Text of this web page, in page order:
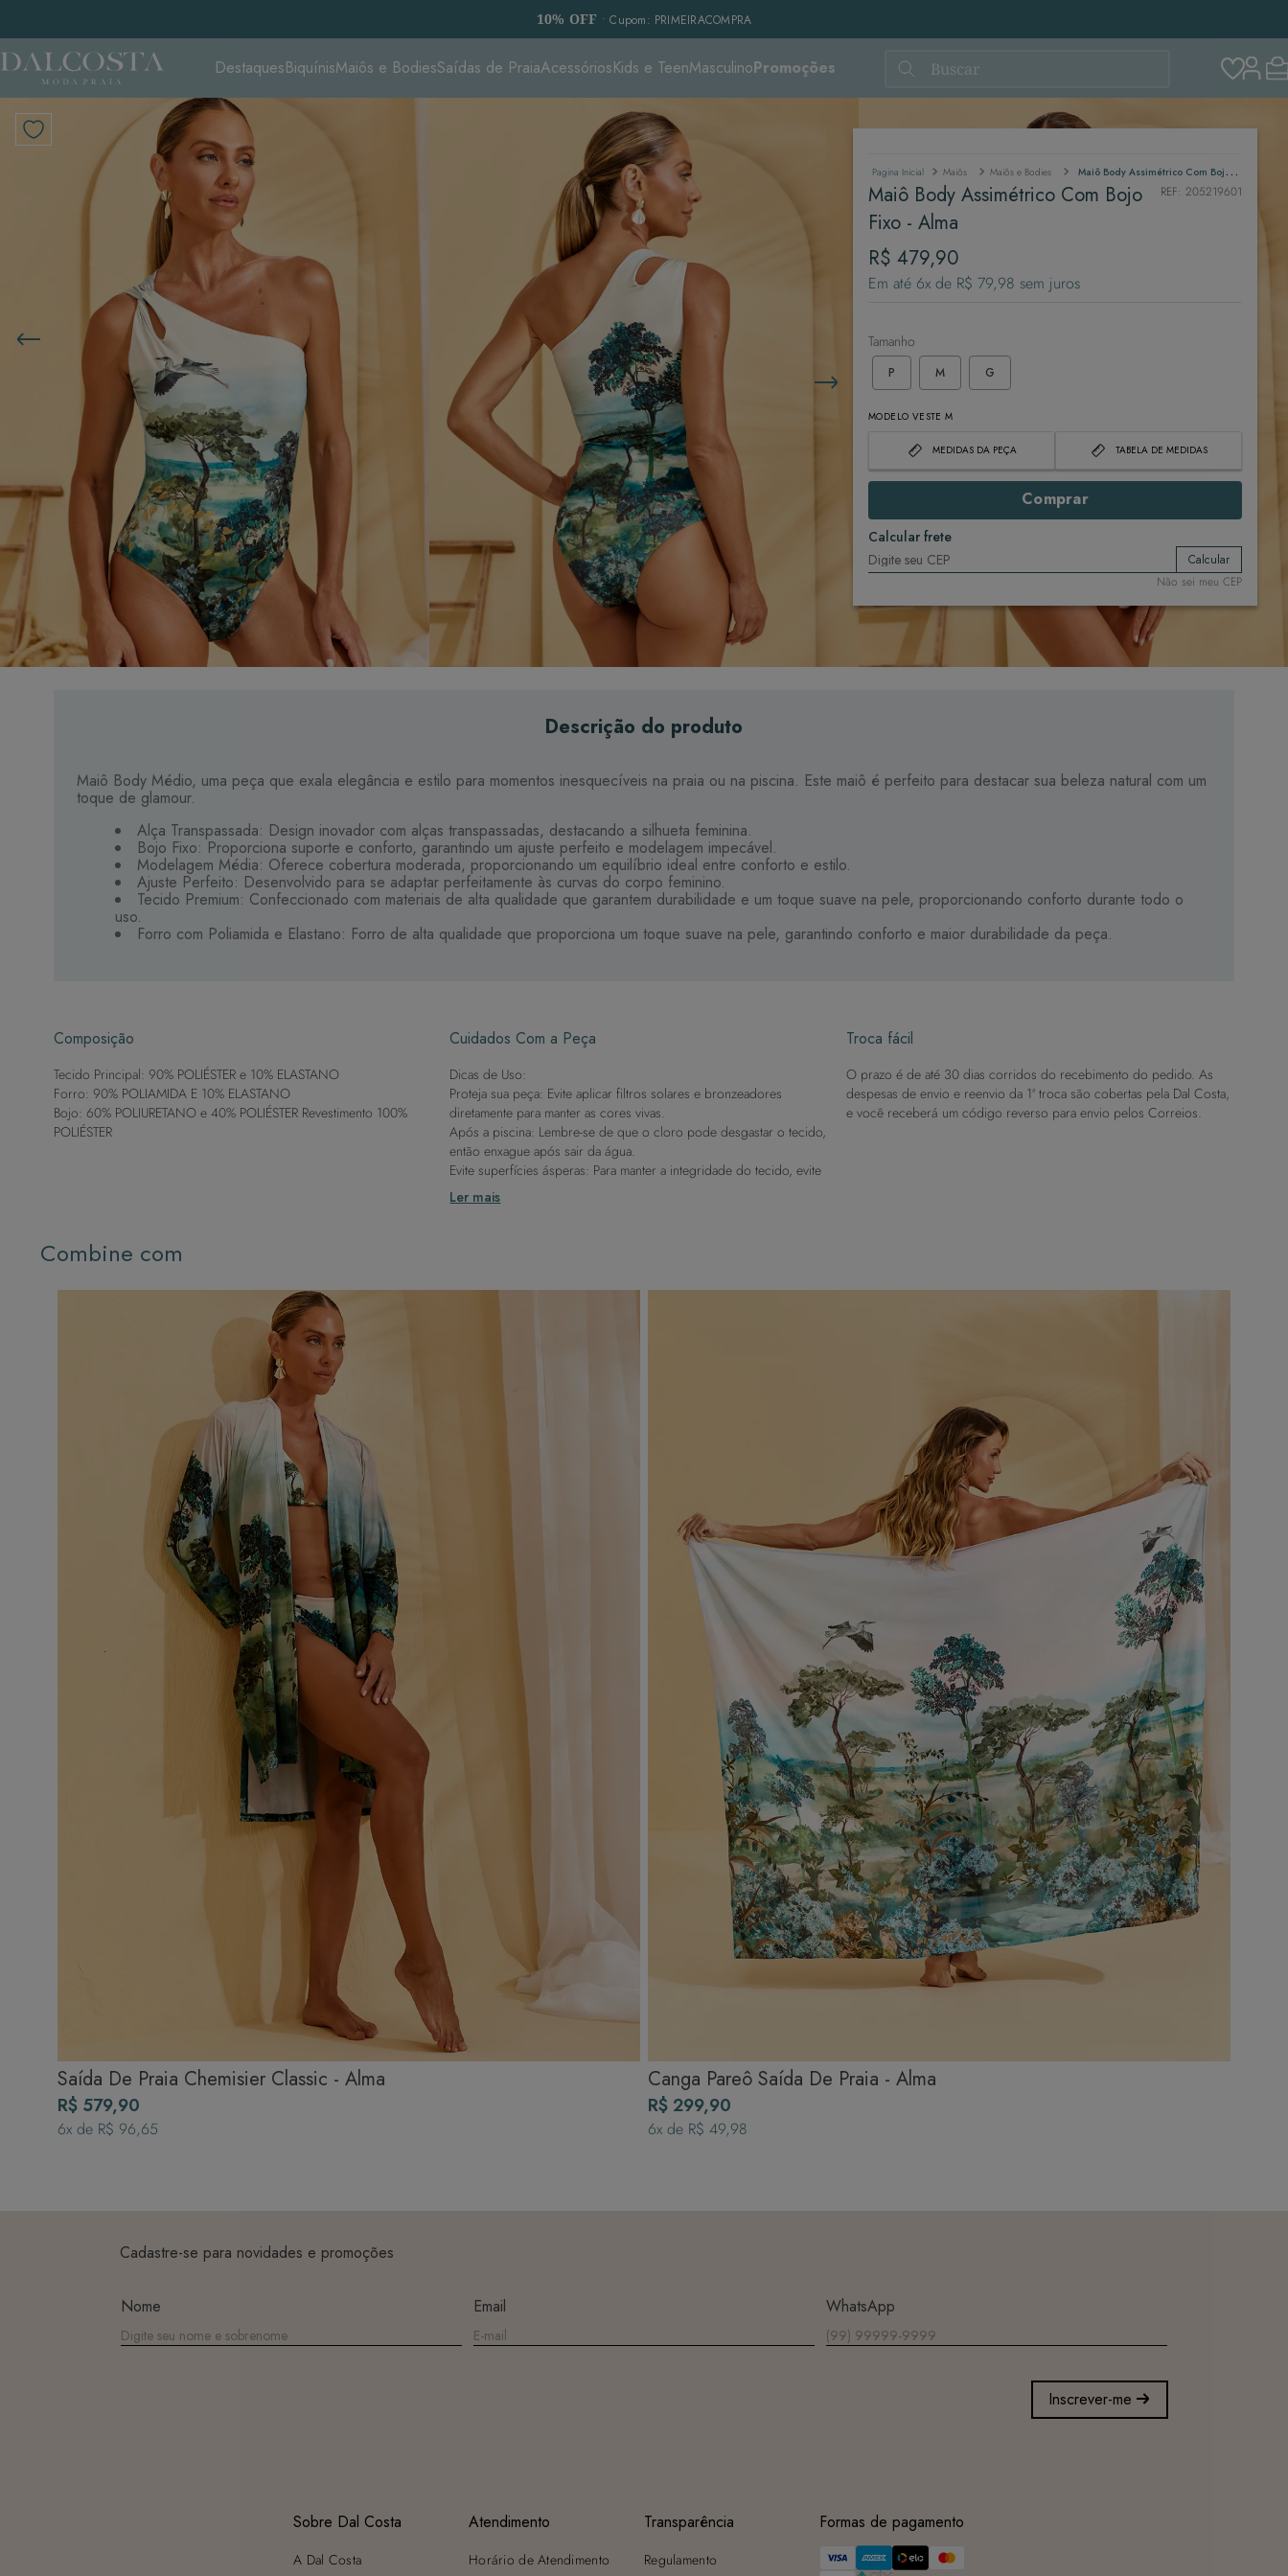
10% OFF • Cupom: PRIMEIRACOMPRA
DestaquesBiquínisMaiôs e BodiesSaídas de PraiaAcessóriosKids e TeenMasculinoPromoções Buscar
Maiôs Maiôs e Bodies Maiô Body Assimétrico Com Bojo Fixo - Alma
Maiô Body Assimétrico Com Bojo
Fixo - Alma
R$ 479,90
Em até 6x de R$ 79,98 sem juros
REF: 205219601
Tamanho
P M G
MODELO VESTE M
MEDIDAS DA PEÇA TABELA DE MEDIDAS
Comprar
Calcular frete
Calcular
Não sei meu CEP
Descrição do produto
Maiô Body Médio, uma peça que exala elegância e estilo para momentos inesquecíveis na praia ou na piscina. Este maiô é perfeito para destacar sua beleza natural com um
toque de glamour.
Alça Transpassada: Design inovador com alças transpassadas, destacando a silhueta feminina.
Bojo Fixo: Proporciona suporte e conforto, garantindo um ajuste perfeito e modelagem impecável.
Modelagem Média: Oferece cobertura moderada, proporcionando um equilíbrio ideal entre conforto e estilo.
Ajuste Perfeito: Desenvolvido para se adaptar perfeitamente às curvas do corpo feminino.
Tecido Premium: Confeccionado com materiais de alta qualidade que garantem durabilidade e um toque suave na pele, proporcionando conforto durante todo o
uso.
Forro com Poliamida e Elastano: Forro de alta qualidade que proporciona um toque suave na pele, garantindo conforto e maior durabilidade da peça.
Composição
Tecido Principal: 90% POLIÉSTER e 10% ELASTANO
Forro: 90% POLIAMIDA E 10% ELASTANO
Bojo: 60% POLIURETANO e 40% POLIÉSTER Revestimento 100%
POLIÉSTER
Cuidados Com a Peça
Dicas de Uso:
Proteja sua peça: Evite aplicar filtros solares e bronzeadores
diretamente para manter as cores vivas.
Após a piscina: Lembre-se de que o cloro pode desgastar o tecido,
então enxague após sair da água.
Evite superfícies ásperas: Para manter a integridade do tecido, evite
contato com superfícies rugosas.
Ler mais
Troca fácil
O prazo é de até 30 dias corridos do recebimento do pedido. As
despesas de envio e reenvio da 1ª troca são cobertas pela Dal Costa,
e você receberá um código reverso para envio pelos Correios.
Combine com
Saída De Praia Chemisier Classic - Alma
R$ 579,90
6x de R$ 96,65
Canga Pareô Saída De Praia - Alma
R$ 299,90
6x de R$ 49,98
Cadastre-se para novidades e promoções
Nome Email WhatsApp
Inscrever-me
Sobre Dal Costa
A Dal Costa
Atendimento
Horário de Atendimento
Transparência
Regulamento
Formas de pagamento